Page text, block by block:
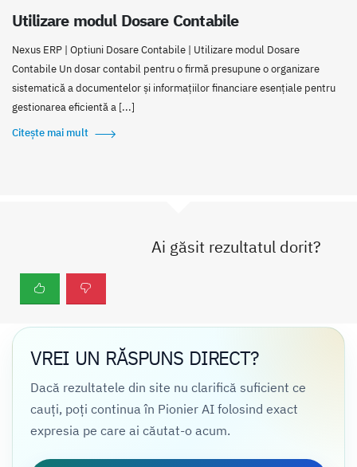
Utilizare modul Dosare Contabile
Nexus ERP | Optiuni Dosare Contabile | Utilizare modul Dosare
Contabile Un dosar contabil pentru o firmă presupune o organizare
sistematică a documentelor și informațiilor financiare esențiale pentru
gestionarea eficientă a [...]
Citește mai mult
Ai găsit rezultatul dorit?
VREI UN RĂSPUNS DIRECT?
Dacă rezultatele din site nu clarifică suficient ce
cauți, poți continua în Pionier AI folosind exact
expresia pe care ai căutat-o acum.